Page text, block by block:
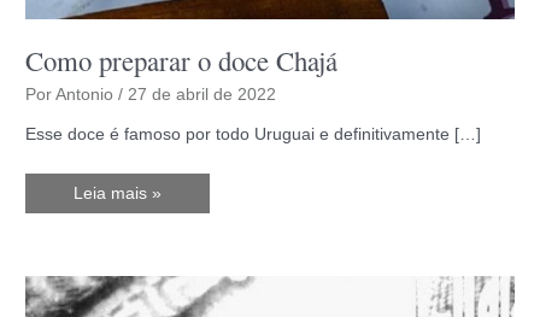
Como preparar o doce Chajá
PorAntonio/ 27 de abril de 2022
Esse doce é famoso por todo Uruguai e definitivamente […]
Como
Leia mais »